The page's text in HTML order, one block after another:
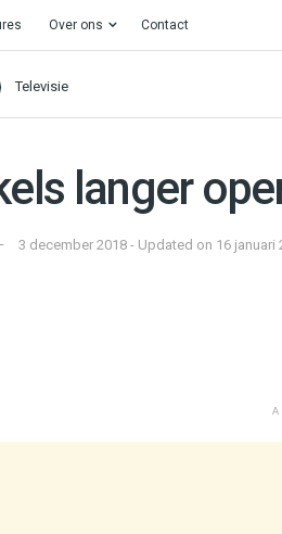
Over ons Contact
Televisie
langer
3 december 2018 - Updated on 16 januari